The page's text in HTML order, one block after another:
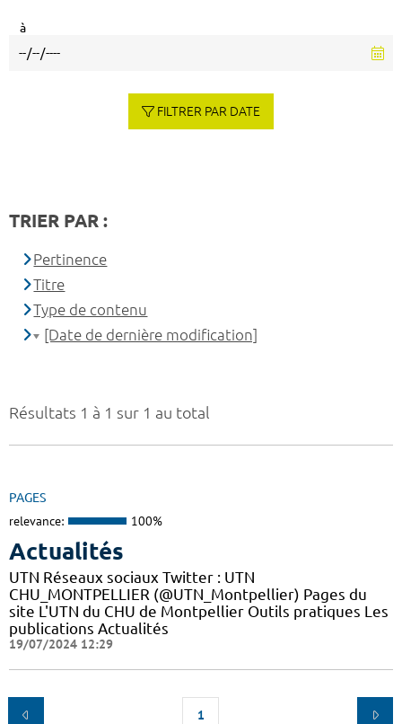
Résultats 1 à 1 sur 1 au total
PAGES
relevance: 100%
Actualités
UTN Réseaux sociaux Twitter : UTN
CHU_MONTPELLIER (@UTN_Montpellier) Pages du
site L'UTN du CHU de Montpellier Outils pratiques Les
publications Actualités
19/07/2024 12:29
1
à
FILTRER PAR DATE
TRIER PAR :
Pertinence
Titre
Type de contenu
[Date de dernière modification]